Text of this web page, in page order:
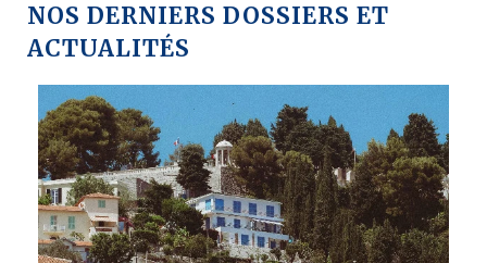
NOS DERNIERS DOSSIERS ET
ACTUALITÉS